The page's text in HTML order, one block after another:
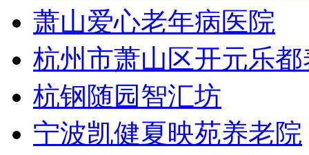
萧山爱心老年病医院
杭州市萧山区开元乐
杭钢随园智汇坊
宁波凯健夏映苑养老院